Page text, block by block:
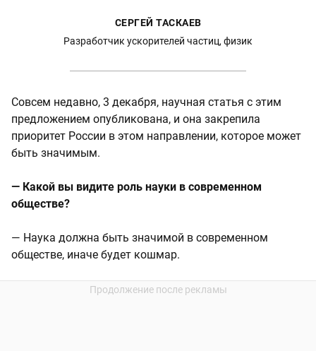
СЕРГЕЙ ТАСКАЕВ
Разработчик ускорителей частиц, физик
Совсем недавно, 3 декабря, научная статья с этим
предложением опубликована, и она закрепила
приоритет России в этом направлении, которое может
быть значимым.
— Какой вы видите роль науки в современном
обществе?
— Наука должна быть значимой в современном
обществе, иначе будет кошмар.